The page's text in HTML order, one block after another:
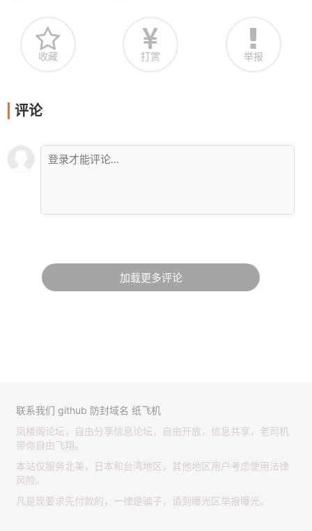
收藏 打赏 举报
评论
加载更多评论
联系我们 github 防封域名 纸飞机
凤楼阁论坛，自由分享信息论坛，自由开放，信息共享，老司机
带你自由飞翔。
本站仅服务北美，日本和台湾地区，其他地区用户考虑使用法律
风险。
凡是现要求先付款的，一律是骗子，请到曝光区举报曝光。